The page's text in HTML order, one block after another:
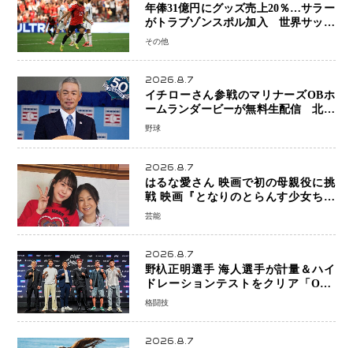
年俸31億円にグッズ売上20％…サラー
がトラブゾンスポル加入 世界サッカ
ーは「五大リーグ一強」から新時代へ
その他
2026.8.7
イチローさん参戦のマリナーズOBホ
ームランダービーが無料生配信 北米
ならではの“魅せる興行”に世界が注目
野球
2026.8.7
はるな愛さん 映画で初の母親役に挑
戦 映画『となりのとらんす少女ちゃ
ん』11月7日公開 未来の自分との対話
芸能
2026.8.7
野杁正明選手 海人選手が計量＆ハイ
ドレーションテストをクリア「ONE
SAMURAI 2」決戦へ万全の準備整う
格闘技
2026.8.7